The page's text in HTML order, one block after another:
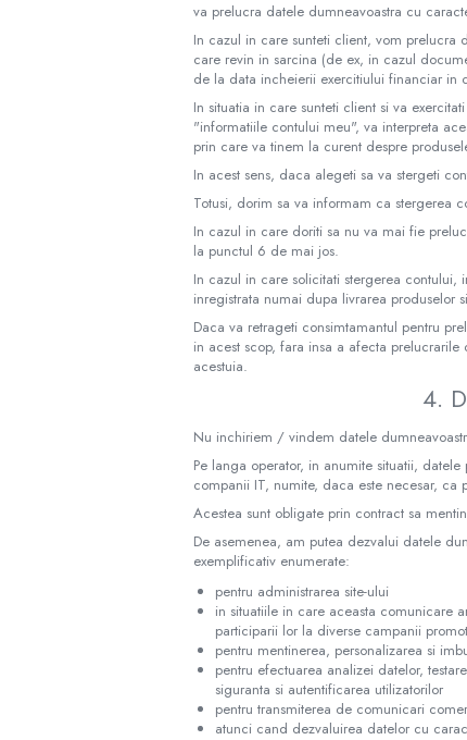
va prelucra datele dumneavoastra cu
In cazul in care sunteti client, vom prelucra
care revin in sarcina (de ex, in cazul
de la data incheierii exercitiului financiar in
In situatia in care sunteti client si va
"informatiile contului meu", va interpreta
prin care va tinem la curent despre
In acest sens, daca alegeti sa va stergeti
Totusi, dorim sa va informam ca stergerea
In cazul in care doriti sa nu va mai fie
la punctul 6 de mai jos.
In cazul in care solicitati stergerea
inregistrata numai dupa livrarea produselor
Daca va retrageti consimtamantul pentru
in acest scop, fara insa a afecta
acestuia.
4.
Nu inchiriem / vindem datele
Pe langa operator, in anumite situatii,
companii IT, numite, daca este necesar, ca
Acestea sunt obligate prin contract sa
De asemenea, am putea dezvalui datele
exemplificativ enumerate:
pentru administrarea site-ului
in situatiile in care aceasta comunicare
participarii lor la diverse campanii
pentru mentinerea, personalizarea si
pentru efectuarea analizei datelor,
siguranta si autentificarea utilizatorilor
pentru transmiterea de comunicari
atunci cand dezvaluirea datelor cu